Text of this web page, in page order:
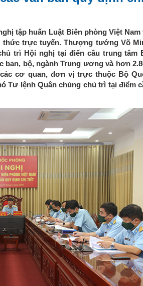
tập huấn Luật Biên phòng Việt Nam
thức trực tuyến. Thượng tướng Võ
trì Hội nghị tại điển cầu trung tâm
ban, bộ, ngành Trung ương và hơn
cơ quan, đơn vị trực thuộc Bộ
Tư lệnh Quân chủng chủ trì tại điểm